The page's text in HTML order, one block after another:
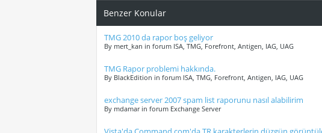
Benzer Konular
TMG 2010 da rapor boş geliyor
By mert_kan in forum ISA, TMG, Forefront, Antigen, IAG, UAG
TMG Rapor problemi hakkında.
By BlackEdition in forum ISA, TMG, Forefront, Antigen, IAG, UAG
exchange server 2007 spam list raporunu nasıl alabilirim
By mdamar in forum Exchange Server